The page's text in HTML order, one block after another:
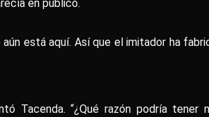
en público.
aún está aquí. Así que el imitador ha
Tacenda. “¿Qué razón podría tener